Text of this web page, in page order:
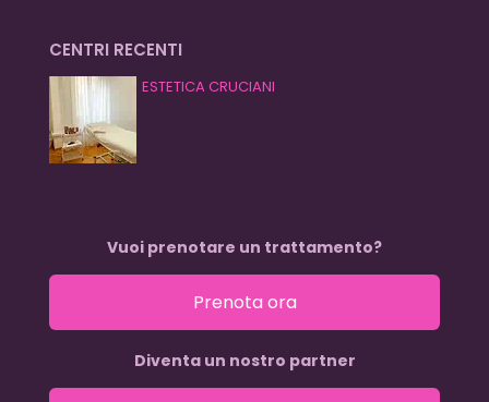
CENTRI RECENTI
ESTETICA CRUCIANI
Vuoi prenotare un trattamento?
Prenota ora
Diventa un nostro partner